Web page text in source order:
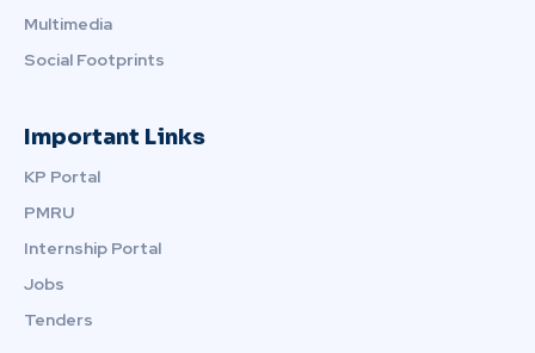
Multimedia
Social Footprints
Important Links
KP Portal
PMRU
Internship Portal
Jobs
Tenders